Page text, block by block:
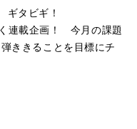
タビギ！
連載企画！ 今月の課題
ききることを目標にチ